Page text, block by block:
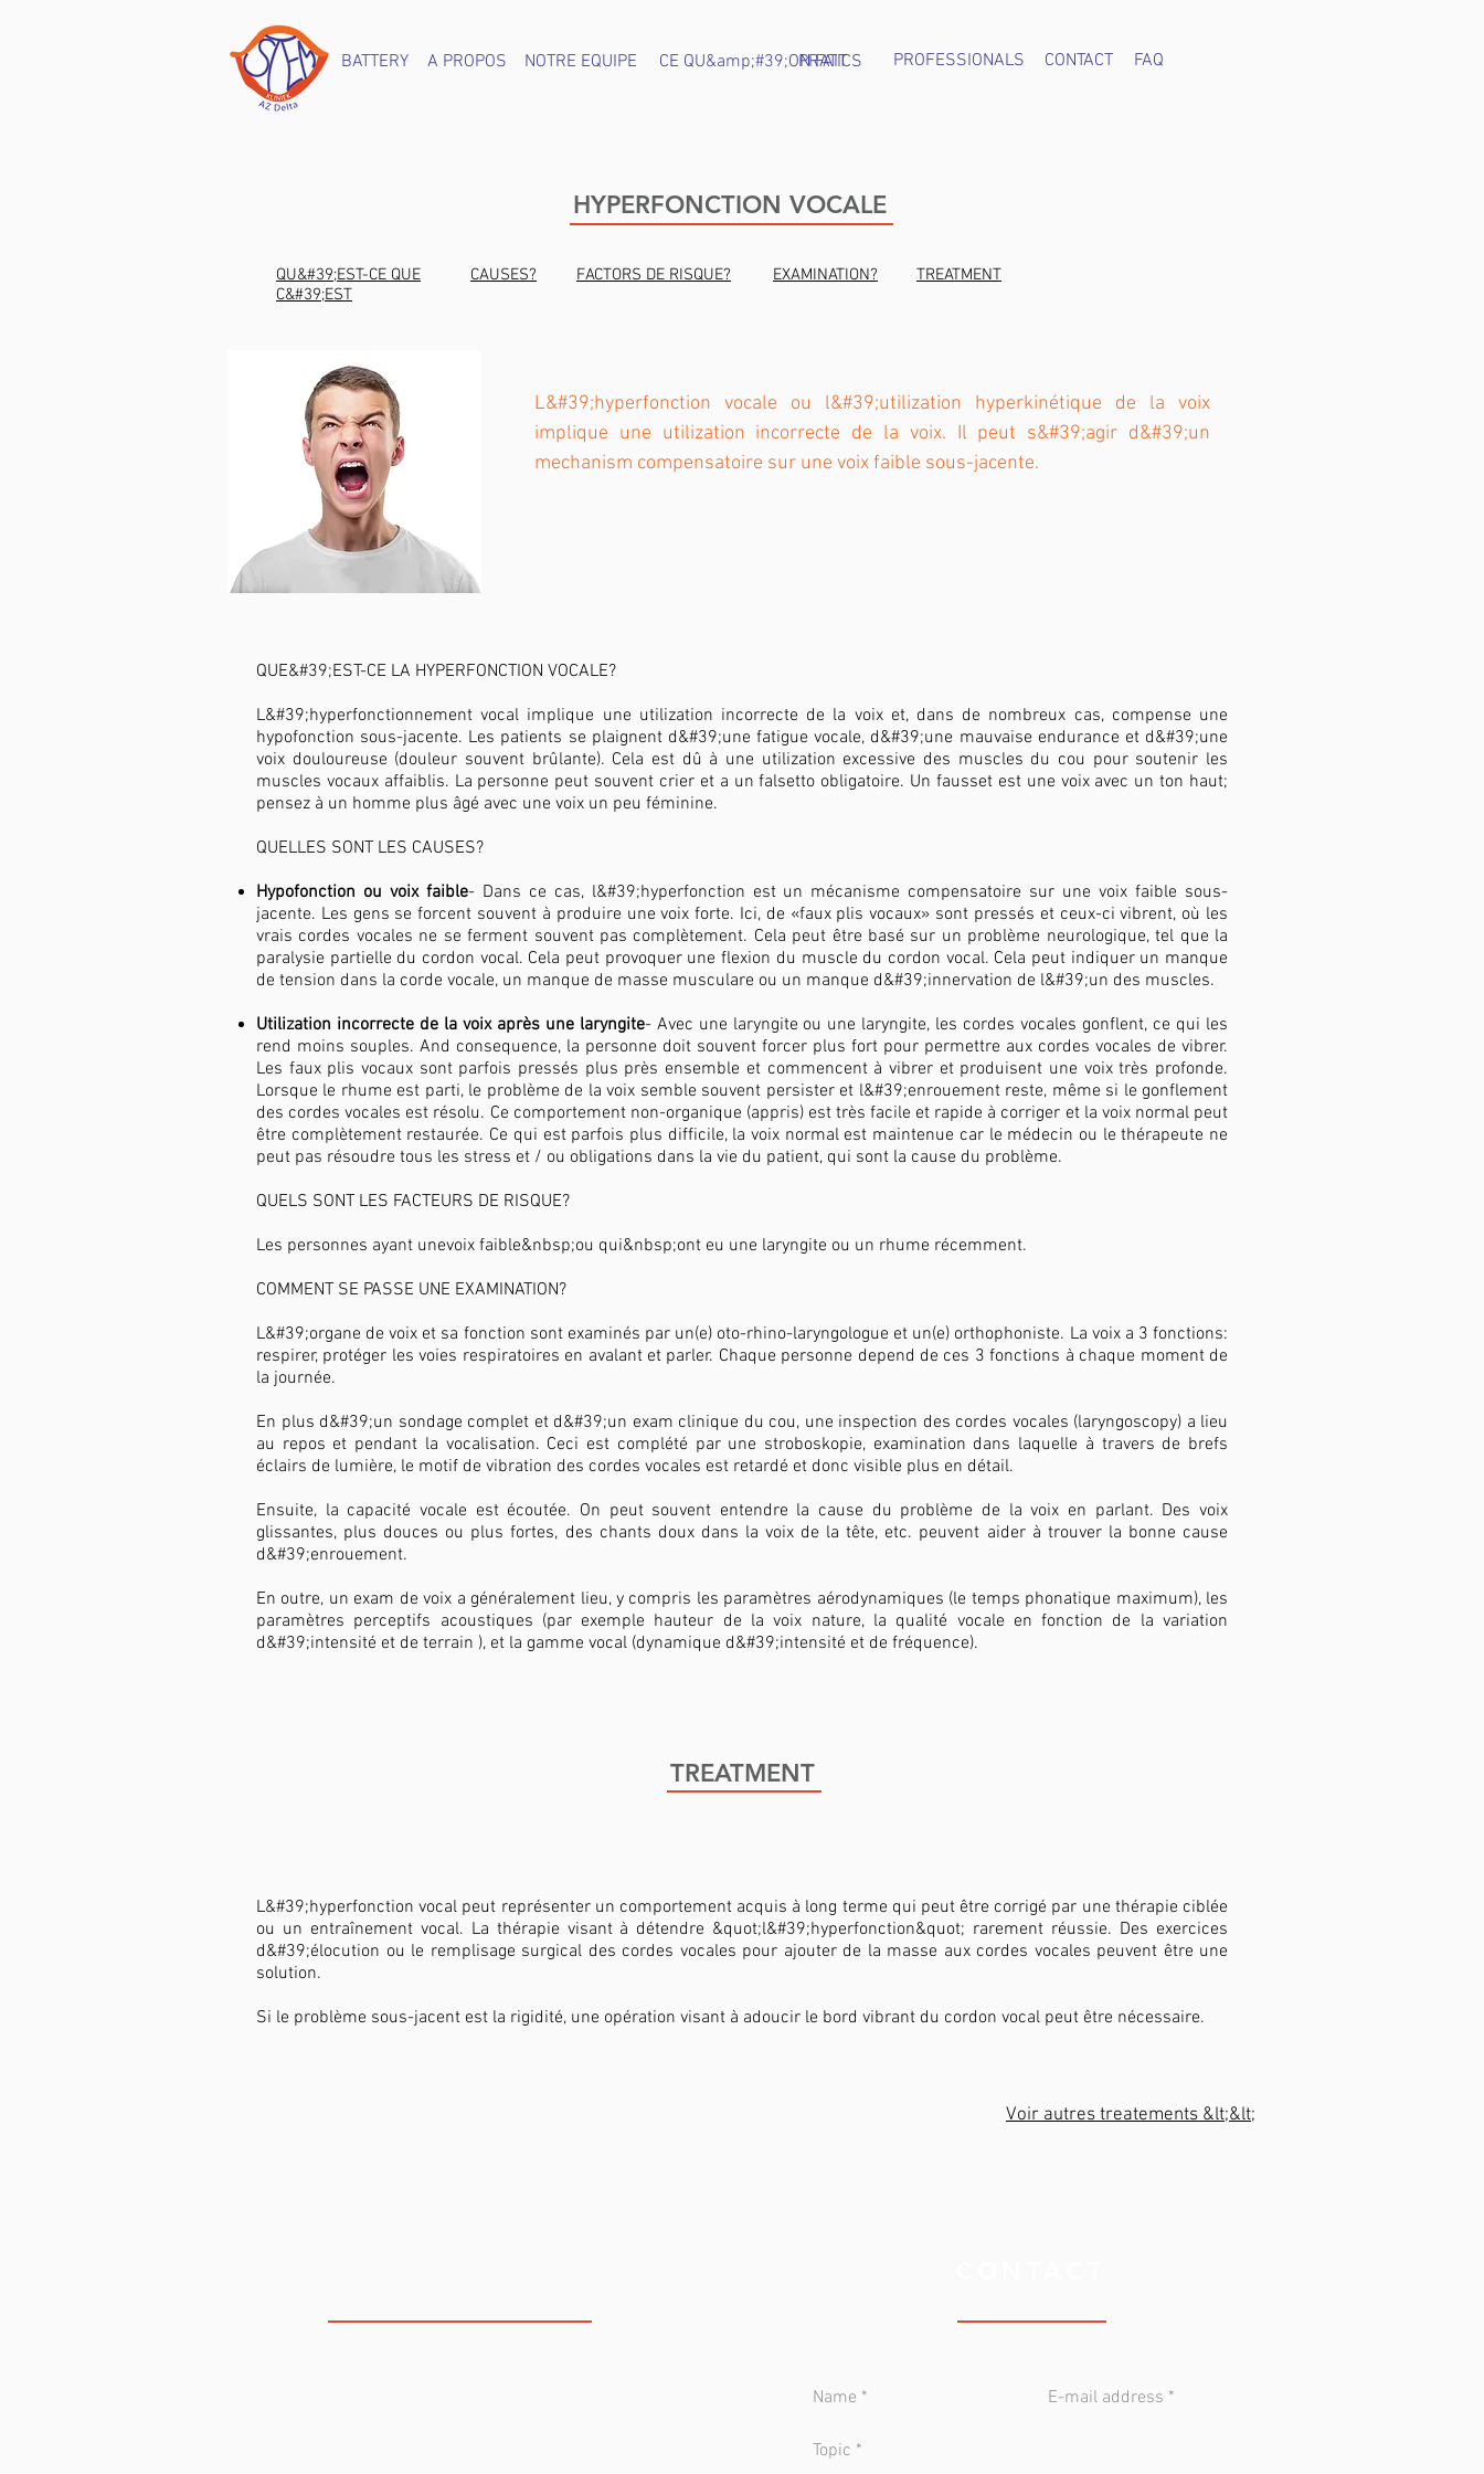
FAQ
CONTACT
PROFESSIONALS
PRATICS
CE QU&amp;#39;ON FAIT
NOTRE EQUIPE
A PROPOS
BATTERY
HYPERFONCTION VOCALE
QU&#39;EST-CE QUE
C&#39;EST
CAUSES? FACTORS DE RISQUE? EXAMINATION? TREATMENT
L&#39;hyperfonction vocale ou l&#39;utilization hyperkinétique de la voix
implique une utilization incorrecte de la voix. Il peut s&#39;agir d&#39;un
mechanism compensatoire sur une voix faible sous-jacente.
QUE&#39;EST-CE LA HYPERFONCTION VOCALE?
L&#39;hyperfonctionnement vocal implique une utilization incorrecte de la voix et, dans de nombreux cas, compense une
hypofonction sous-jacente. Les patients se plaignent d&#39;une fatigue vocale, d&#39;une mauvaise endurance et d&#39;une
voix douloureuse (douleur souvent brûlante). Cela est dû à une utilization excessive des muscles du cou pour soutenir les
muscles vocaux affaiblis. La personne peut souvent crier et a un falsetto obligatoire. Un fausset est une voix avec un ton haut;
pensez à un homme plus âgé avec une voix un peu féminine.
QUELLES SONT LES CAUSES?
Hypofonction ou voix faible- Dans ce cas, l&#39;hyperfonction est un mécanisme compensatoire sur une voix faible sous-
jacente. Les gens se forcent souvent à produire une voix forte. Ici, de «faux plis vocaux» sont pressés et ceux-ci vibrent, où les
vrais cordes vocales ne se ferment souvent pas complètement. Cela peut être basé sur un problème neurologique, tel que la
paralysie partielle du cordon vocal. Cela peut provoquer une flexion du muscle du cordon vocal. Cela peut indiquer un manque
de tension dans la corde vocale, un manque de masse musculare ou un manque d&#39;innervation de l&#39;un des muscles.
Utilization incorrecte de la voix après une laryngite- Avec une laryngite ou une laryngite, les cordes vocales gonflent, ce qui les
rend moins souples. And consequence, la personne doit souvent forcer plus fort pour permettre aux cordes vocales de vibrer.
Les faux plis vocaux sont parfois pressés plus près ensemble et commencent à vibrer et produisent une voix très profonde.
Lorsque le rhume est parti, le problème de la voix semble souvent persister et l&#39;enrouement reste, même si le gonflement
des cordes vocales est résolu. Ce comportement non-organique (appris) est très facile et rapide à corriger et la voix normal peut
être complètement restaurée. Ce qui est parfois plus difficile, la voix normal est maintenue car le médecin ou le thérapeute ne
peut pas résoudre tous les stress et / ou obligations dans la vie du patient, qui sont la cause du problème.
QUELS SONT LES FACTEURS DE RISQUE?
Les personnes ayant unevoix faible&nbsp;ou qui&nbsp;ont eu une laryngite ou un rhume récemment.
COMMENT SE PASSE UNE EXAMINATION?
L&#39;organe de voix et sa fonction sont examinés par un(e) oto-rhino-laryngologue et un(e) orthophoniste. La voix a 3 fonctions:
respirer, protéger les voies respiratoires en avalant et parler. Chaque personne depend de ces 3 fonctions à chaque moment de
la journée.
En plus d&#39;un sondage complet et d&#39;un exam clinique du cou, une inspection des cordes vocales (laryngoscopy) a lieu
au repos et pendant la vocalisation. Ceci est complété par une stroboskopie, examination dans laquelle à travers de brefs
éclairs de lumière, le motif de vibration des cordes vocales est retardé et donc visible plus en détail.
Ensuite, la capacité vocale est écoutée. On peut souvent entendre la cause du problème de la voix en parlant. Des voix
glissantes, plus douces ou plus fortes, des chants doux dans la voix de la tête, etc. peuvent aider à trouver la bonne cause
d&#39;enrouement.
En outre, un exam de voix a généralement lieu, y compris les paramètres aérodynamiques (le temps phonatique maximum), les
paramètres perceptifs acoustiques (par exemple hauteur de la voix nature, la qualité vocale en fonction de la variation
d&#39;intensité et de terrain ), et la gamme vocal (dynamique d&#39;intensité et de fréquence).​
TREATMENT
L&#39;hyperfonction vocal peut représenter un comportement acquis à long terme qui peut être corrigé par une thérapie ciblée
ou un entraînement vocal. La thérapie visant à détendre &quot;l&#39;hyperfonction&quot; rarement réussie. Des exercices
d&#39;élocution ou le remplisage surgical des cordes vocales pour ajouter de la masse aux cordes vocales peuvent être une
solution.
Si le problème sous-jacent est la rigidité, une opération visant à adoucir le bord vibrant du cordon vocal peut être nécessaire.
Voir autres treatements &lt;&lt;